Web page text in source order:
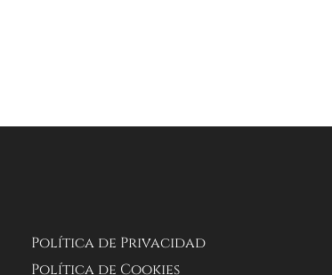
Política de Privacidad
Política de Cookies